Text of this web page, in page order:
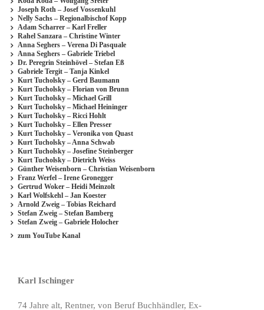
Joseph Roth – Josef Vossenkuhl
Nelly Sachs – Regionalbischof Kopp
Adam Scharrer – Karl Freller
Rahel Sanzara – Christine Winter
Anna Seghers – Verena Di Pasquale
Anna Seghers – Gabriele Triebel
Dr. Peregrin Steinhövel – Stefan Eß
Gabriele Tergit – Tanja Kinkel
Kurt Tucholsky – Gerd Baumann
Kurt Tucholsky – Florian von Brunn
Kurt Tucholsky – Michael Grill
Kurt Tucholsky – Michael Heininger
Kurt Tucholsky – Ricci Hohlt
Kurt Tucholsky – Ellen Presser
Kurt Tucholsky – Veronika von Quast
Kurt Tucholsky – Anna Schwab
Kurt Tucholsky – Josefine Steinberger
Kurt Tucholsky – Dietrich Weiss
Günther Weisenborn – Christian Weisenborn
Franz Werfel – Irene Gronegger
Gertrud Woker – Heidi Meinzolt
Karl Wolfskehl – Jan Koester
Arnold Zweig – Tobias Reichard
Stefan Zweig – Stefan Bamberg
Stefan Zweig – Gabriele Holocher
zum YouTube Kanal
Karl Ischinger
74 Jahre alt, Rentner, von Beruf Buchhändler, Ex-